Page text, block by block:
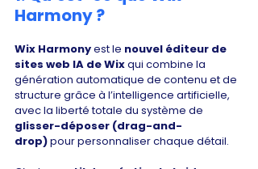
Harmony ?
Wix Harmony est le nouvel éditeur de
sites web IA de Wix qui combine la
génération automatique de contenu et de
structure grâce à l’intelligence artificielle,
avec la liberté totale du système de
glisser-déposer (drag-and-
drop) pour personnaliser chaque détail.